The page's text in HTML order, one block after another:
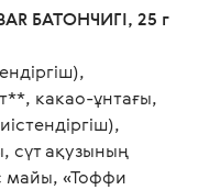
БАТОНЧИГІ, 25 г
какао-ұнтағы,
сүт ақузының
майы, «Тоффи